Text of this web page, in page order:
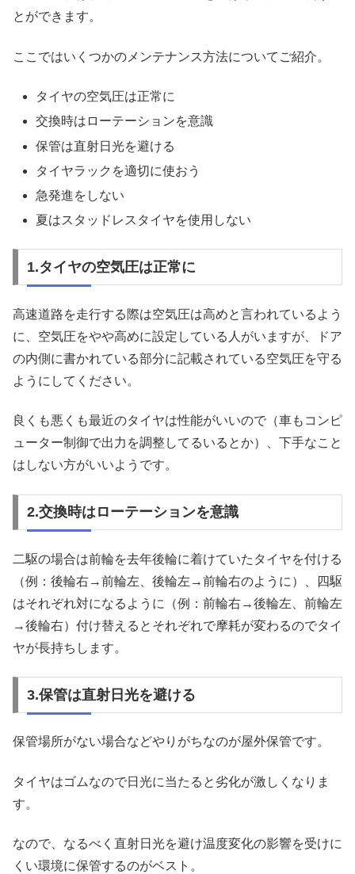
とができます。
ここではいくつかのメンテナンス方法についてご紹介。
タイヤの空気圧は正常に
交換時はローテーションを意識
保管は直射日光を避ける
タイヤラックを適切に使おう
急発進をしない
夏はスタッドレスタイヤを使用しない
1.タイヤの空気圧は正常に
高速道路を走行する際は空気圧は高めと言われているよう
に、空気圧をやや高めに設定している人がいますが、ドア
の内側に書かれている部分に記載されている空気圧を守る
ようにしてください。
良くも悪くも最近のタイヤは性能がいいので（車もコンピ
ューター制御で出力を調整してるいるとか）、下手なこと
はしない方がいいようです。
2.交換時はローテーションを意識
二駆の場合は前輪を去年後輪に着けていたタイヤを付ける
（例：後輪右→前輪左、後輪左→前輪右のように）、四駆
はそれぞれ対になるように（例：前輪右→後輪左、前輪左
→後輪右）付け替えるとそれぞれで摩耗が変わるのでタイ
ヤが長持ちします。
3.保管は直射日光を避ける
保管場所がない場合などやりがちなのが屋外保管です。
タイヤはゴムなので日光に当たると劣化が激しくなりま
す。
なので、なるべく直射日光を避け温度変化の影響を受けに
くい環境に保管するのがベスト。